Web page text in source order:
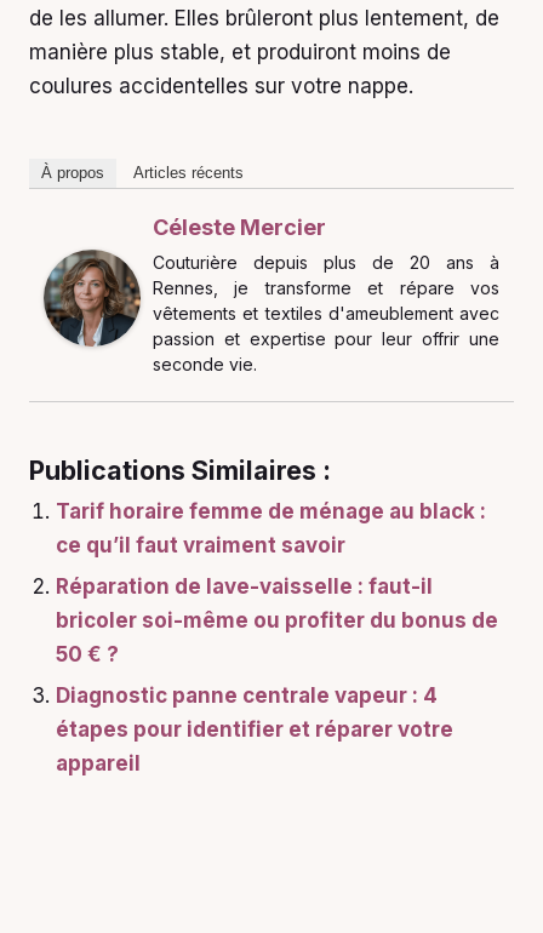
de les allumer. Elles brûleront plus lentement, de
manière plus stable, et produiront moins de
coulures accidentelles sur votre nappe.
À propos Articles récents
Céleste Mercier
Couturière depuis plus de 20 ans à
Rennes, je transforme et répare vos
vêtements et textiles d'ameublement avec
passion et expertise pour leur offrir une
seconde vie.
Publications Similaires :
Tarif horaire femme de ménage au black :
ce qu’il faut vraiment savoir
Réparation de lave-vaisselle : faut-il
bricoler soi-même ou profiter du bonus de
50 € ?
Diagnostic panne centrale vapeur : 4
étapes pour identifier et réparer votre
appareil